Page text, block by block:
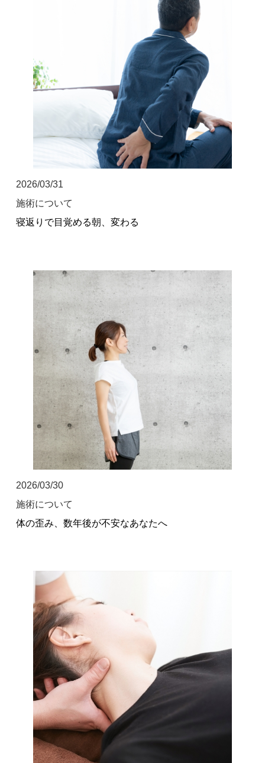
当院のアプリができました！
ご予約はこちらからも受け付けており
ます！
▲AppleStoreはこちらから
2026/03/31
施術について
寝返りで目覚める朝、変わる
2026/03/30
施術について
体の歪み、数年後が不安なあなたへ